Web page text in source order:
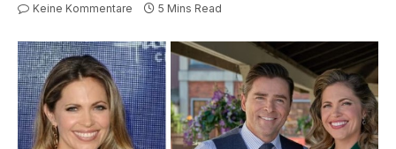
Keine Kommentare 5 Mins Read